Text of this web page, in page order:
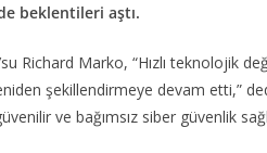
beklentileri aştı.
Richard Marko, “Hızlı teknolojik
şekillendirmeye devam etti,”
ve bağımsız siber güvenlik